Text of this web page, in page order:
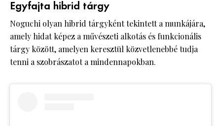
Egyfajta hibrid tárgy
Noguchi olyan hibrid tárgyként tekintett a munkájára,
amely hidat képez a művészeti alkotás és funkcionális
tárgy között, amelyen keresztül közvetlenebbé tudja
tenni a szobrászatot a mindennapokban.